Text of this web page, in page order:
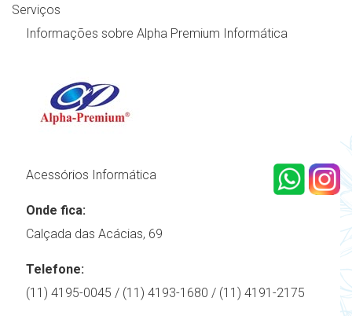
Serviços
Informações sobre Alpha Premium Informática
Acessórios Informática
Onde fica:
Calçada das Acácias, 69
Telefone:
(11) 4195-0045 / (11) 4193-1680 / (11) 4191-2175